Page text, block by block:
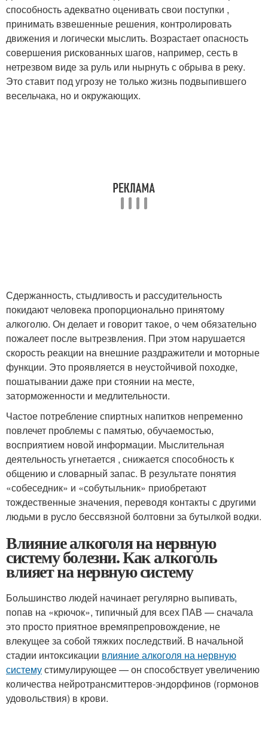
способность адекватно оценивать свои поступки ,
принимать взвешенные решения, контролировать
движения и логически мыслить. Возрастает опасность
совершения рискованных шагов, например, сесть в
нетрезвом виде за руль или нырнуть с обрыва в реку.
Это ставит под угрозу не только жизнь подвыпившего
весельчака, но и окружающих.
Сдержанность, стыдливость и рассудительность
покидают человека пропорционально принятому
алкоголю. Он делает и говорит такое, о чем обязательно
пожалеет после вытрезвления. При этом нарушается
скорость реакции на внешние раздражители и моторные
функции. Это проявляется в неустойчивой походке,
пошатывании даже при стоянии на месте,
заторможенности и медлительности.
Частое потребление спиртных напитков непременно
повлечет проблемы с памятью, обучаемостью,
восприятием новой информации. Мыслительная
деятельность угнетается , снижается способность к
общению и словарный запас. В результате понятия
«собеседник» и «собутыльник» приобретают
тождественные значения, переводя контакты с другими
людьми в русло бессвязной болтовни за бутылкой водки.
Влияние алкоголя на нервную
систему болезни. Как алкоголь
влияет на нервную систему
Большинство людей начинает регулярно выпивать,
попав на «крючок», типичный для всех ПАВ — сначала
это просто приятное времяпрепровождение, не
влекущее за собой тяжких последствий. В начальной
стадии интоксикации влияние алкоголя на нервную
системустимулирующее — он способствует увеличению
количества нейротрансмиттеров-эндорфинов (гормонов
удовольствия) в крови.